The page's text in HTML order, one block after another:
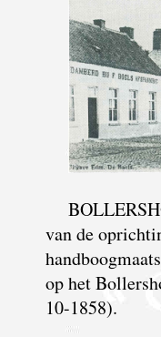
van de
op het
10-1858).